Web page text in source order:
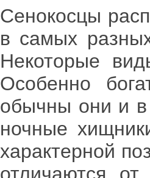
Сенокосцы
в самых
Некоторые
Особенно
обычны они и в
ночные
характерной